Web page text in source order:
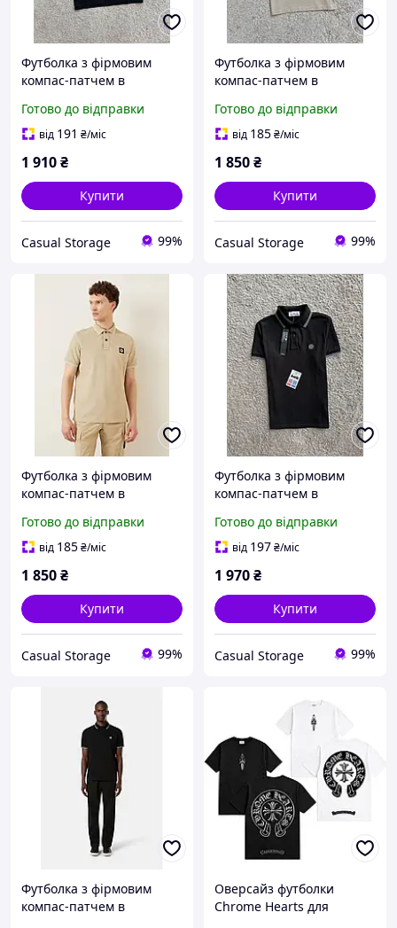
Футболка з фірмовим
компас-патчем в
преміальний streetwear
Готово до відправки
від 191 ₴/міс
1 910₴
Купити
Casual Storage 99%
Футболка з фірмовим
компас-патчем в
преміальний streetwear
Готово до відправки
від 185₴/міс
1 850₴
Купити
Casual Storage 99%
Футболка з фірмовим
компас-патчем в
преміальний streetwear
Готово до відправки
від 185₴/міс
1 850₴
Купити
Casual Storage 99%
Футболка з фірмовим
компас-патчем в
преміальний streetwear
Готово до відправки
від 197₴/міс
1 970₴
Купити
Casual Storage 99%
Футболка з фірмовим
компас-патчем в
Оверсайз футболки
Chrome Hearts для